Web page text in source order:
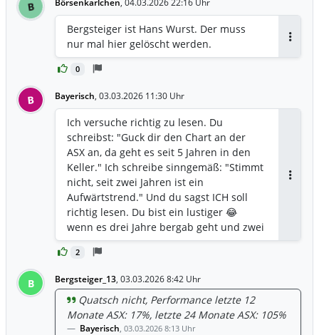
B
0
Bergsteiger ist Hans Wurst. Der muss
nur mal hier gelöscht werden.
B Bayerisch, 03.03.2026 11:30 Uhr
2
Ich versuche richtig zu lesen. Du
schreibst: "Guck dir den Chart an der
ASX an, da geht es seit 5 Jahren in den
Keller." Ich schreibe sinngemäß: "Stimmt
nicht, seit zwei Jahren ist ein
Aufwärtstrend." Und du sagst ICH soll
richtig lesen. Du bist ein lustiger 😂
wenn es drei Jahre bergab geht und zwei
Jahre wieder Berg auf. Kann man dann
sagen es ging 5 Jahre bergab? Evtl. liegt
dem Lesen. Ich bin jetzt wieder ruhig.
Beschäftigte mich eigentlich nicht mit
User....
B Bergsteiger_13, 03.03.2026 8:42 Uhr
Quatsch nicht, Performance letzte 12
Monate ASX: 17%, letzte 24 Monate ASX: 105%
Bayerisch, 03.03.2026 8:13 Uhr